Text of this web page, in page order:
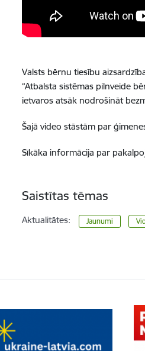
Valsts bērnu tiesību
“Atbalsta sistēmas pilnveide
ietvaros atsāk nodrošināt
Šajā video stāstām par
Sīkāka informācija par
Saistītas tēmas
Aktualitātes: Jaunumi